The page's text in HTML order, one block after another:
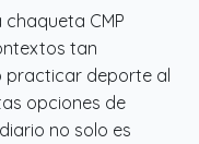
CMP
tan
practicar deporte al
opciones de
no solo es